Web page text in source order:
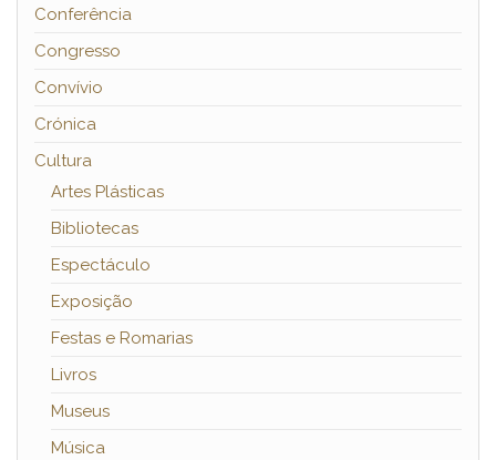
Conferência
Congresso
Convívio
Crónica
Cultura
Artes Plásticas
Bibliotecas
Espectáculo
Exposição
Festas e Romarias
Livros
Museus
Música